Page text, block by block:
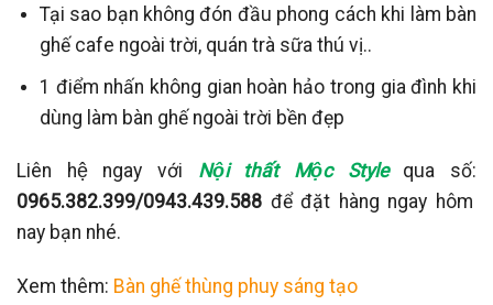
Tại sao bạn không đón đầu phong cách khi làm bàn
ghế cafe ngoài trời, quán trà sữa thú vị..
1 điểm nhấn không gian hoàn hảo trong gia đình khi
dùng làm bàn ghế ngoài trời bền đẹp
Liên hệ ngay với Nội thất Mộc Stylequa số:
0965.382.399/0943.439.588 để đặt hàng ngay hôm
nay bạn nhé.
Xem thêm: Bàn ghế thùng phuy sáng tạo